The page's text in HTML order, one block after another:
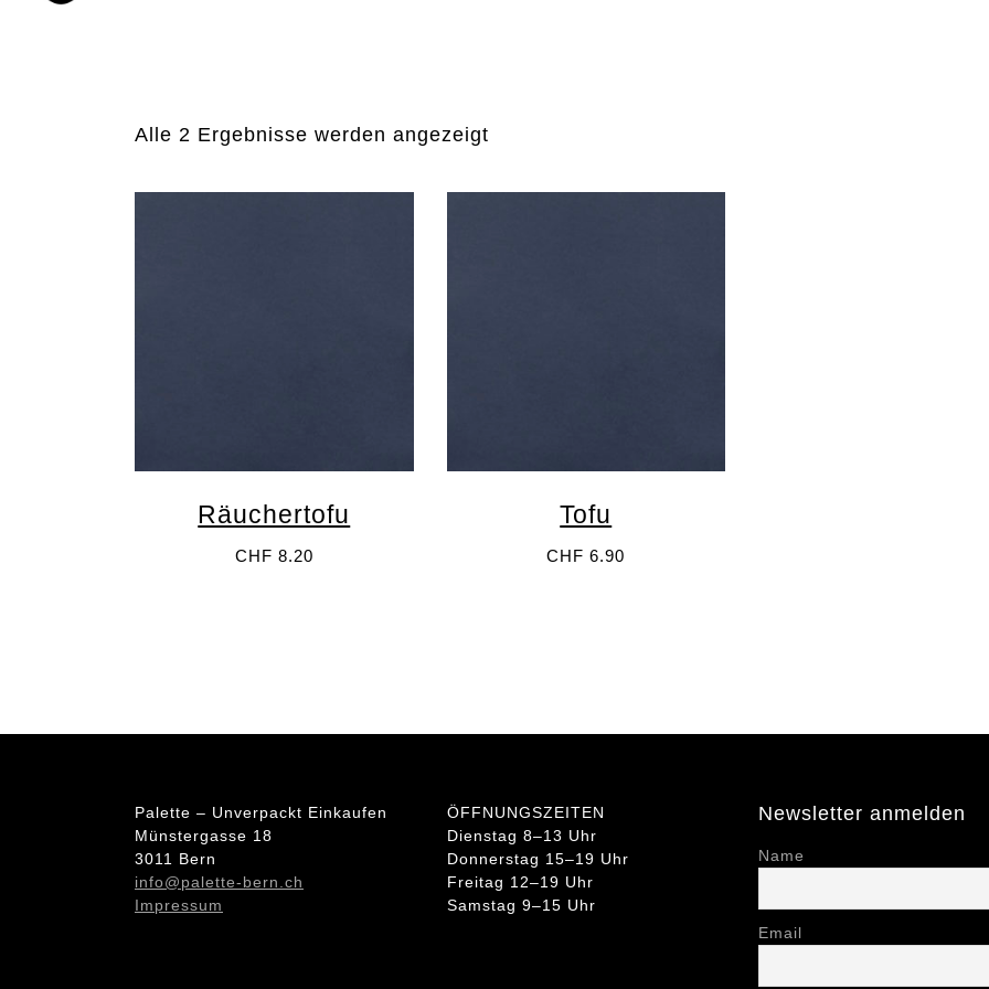
Alle 2 Ergebnisse werden angezeigt
Räuchertofu
CHF 8.20
Tofu
CHF 6.90
Palette – Unverpackt Einkaufen
Münstergasse 18
3011 Bern
info@palette-bern.ch
Impressum
ÖFFNUNGSZEITEN
Dienstag 8–13 Uhr
Donnerstag 15–19 Uhr
Freitag 12–19 Uhr
Samstag 9–15 Uhr
Newsletter anmelden
Name
Email